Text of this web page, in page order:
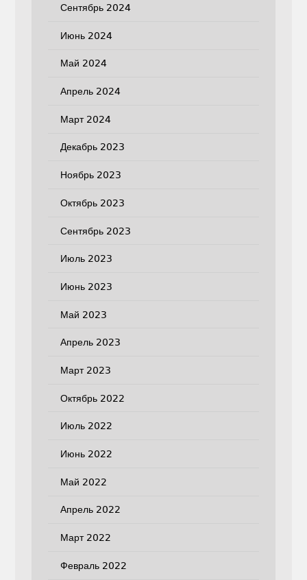
Сентябрь 2024
Июнь 2024
Май 2024
Апрель 2024
Март 2024
Декабрь 2023
Ноябрь 2023
Октябрь 2023
Сентябрь 2023
Июль 2023
Июнь 2023
Май 2023
Апрель 2023
Март 2023
Октябрь 2022
Июль 2022
Июнь 2022
Май 2022
Апрель 2022
Март 2022
Февраль 2022